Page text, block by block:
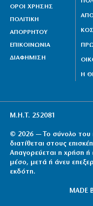
ΟΡΟΙ ΧΡΗΣΗΣ
ΠΟΛΙΤΙΚΗ
ΑΠΟΡΡΗΤΟΥ
ΕΠΙΚΟΙΝΩΝΙΑ
ΔΙΑΦΗΜΙΣΗ
Η
Μ.Η.Τ. 252081
© 2026 — Το σύνολο του
διατίθεται στους
Απαγορεύεται η χρήση
μέσο, μετά ή άνευ
εκδότη.
MADE